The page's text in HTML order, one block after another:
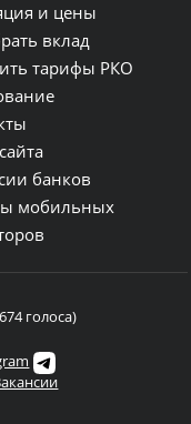
и цены
вклад
тарифы РКО
банков
мобильных
голоса)